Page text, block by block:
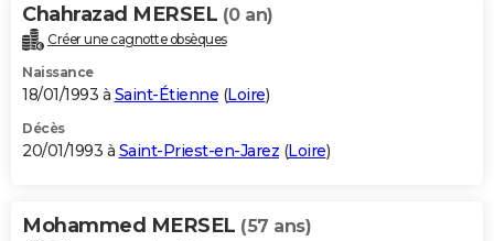
Chahrazad MERSEL (0 an)
Créer une cagnotte obsèques
Naissance
18/01/1993 à Saint-Étienne (Loire)
Décès
20/01/1993 à Saint-Priest-en-Jarez (Loire)
Mohammed MERSEL (57 ans)